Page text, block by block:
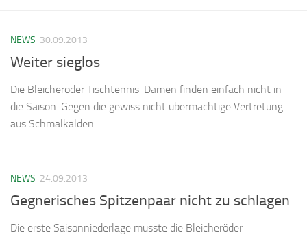
NEWS 30.09.2013
Weiter sieglos
Die Bleicheröder Tischtennis-Damen finden einfach nicht in
die Saison. Gegen die gewiss nicht übermächtige Vertretung
aus Schmalkalden….
NEWS 24.09.2013
Gegnerisches Spitzenpaar nicht zu schlagen
Die erste Saisonniederlage musste die Bleicheröder